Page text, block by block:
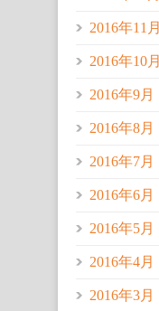
2016年11月
2016年10月
2016年9月
2016年8月
2016年7月
2016年6月
2016年5月
2016年4月
2016年3月